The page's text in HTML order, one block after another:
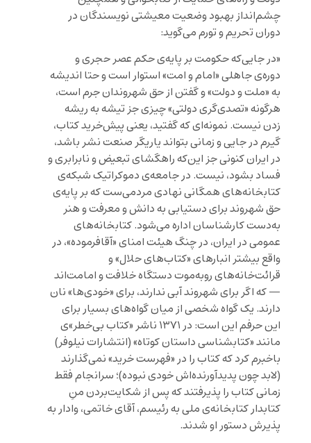
چشم‌انداز بهبود وضعیت معیشتی نویسندگان در
دوران تحریم و تورم می‌گوید:
«در جایی‌که حکومت بر پایه‌ی حکم عصر حجری و
دوره‌ی جاهلی «امام و امت» استوار است و حتا اندیشه
به «ملت و دولت» و گفتن از حق شهروندان جرم است،
هرگونه «تصدی‌گری دولتی» چیزی جز تیشه به ریشه
زدن نیست. نمونه‌ای که گفتید، یعنی پیش‌خرید کتاب،
گیرم در جایی و زمانی بتواند یاریگر صنعت نشر باشد،
در ایران کنونی جز این‌که راهگشای تبعیض و نابرابری و
فساد بشود، نیست. در جامعه‌ی دموکراتیک شبکه‌ی
کتابخانه‌های همگانی نهادی مردمی‌ست که بر پایه‌ی
حق شهروند برای دستیابی به دانش و معرفت و هنر
به‌دست کارشناسان اداره می‌شود. کتابخانه‌های
عمومی در ایران، در چنگ هیئت امنای «آقافرموده»، در
واقع بیشتر انبارهای «کتاب‌های حلال» و
قرائت‌خانه‌های روبه‌موت دستگاه خلافت و امامت‌اند
— که اگر برای شهروند آبی ندارند، برای «خودی‌ها» نان
دارند. یک گواه شخصی از میان گواه‌های بسیار برای
این حرفم این است: در ۱۳۷۱ ناشر «کتاب بی‌خطر»‌ی
مانند «کتابشناسی داستان کوتاه» (انتشارات نیلوفر)
باخبرم کرد که کتاب را در «فهرست خرید» نمی‌گذارند
(لابد چون پدیدآورنده‌اش خودی نبوده)؛ سرانجام فقط
زمانی کتاب را پذیرفتند که پس از شکایت‌بردن منِ
کتابدار کتابخانه‌ی ملی به رئیسم، آقای خاتمی، وادار به
پذیرش دستور او شدند.